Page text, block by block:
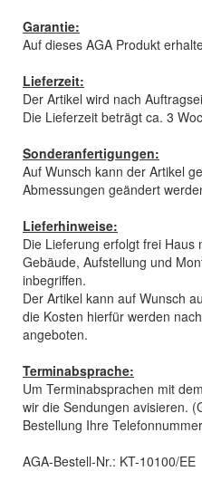
Garantie:
Auf dieses AGA Produkt
Lieferzeit:
Der Artikel wird nach
Die Lieferzeit beträgt ca. 3
Sonderanfertigungen:
Auf Wunsch kann der Artikel
Abmessungen geändert
Lieferhinweise:
Die Lieferung erfolgt frei
Gebäude, Aufstellung und
inbegriffen.
Der Artikel kann auf Wunsch
die Kosten hierfür werden
angeboten.
Terminabsprache:
Um Terminabsprachen mit
wir die Sendungen avisieren.
Bestellung Ihre
AGA-Bestell-Nr.: KT-10100/EE